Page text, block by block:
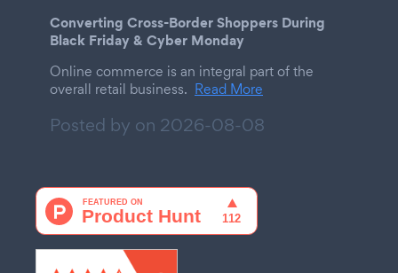
Converting Cross-Border Shoppers During
Black Friday & Cyber Monday
Online commerce is an integral part of the
overall retail business. Read More
Posted by on 2026-08-08